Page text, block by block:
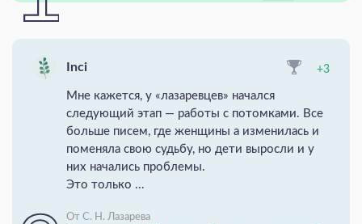
Inci +3
Мне кажется, у «лазаревцев» начался
следующий этап — работы с потомками. Все
больше писем, где женщины а изменилась и
поменяла свою судьбу, но дети выросли и у
них начались проблемы.
Это только ...
От С. Н. Лазарева